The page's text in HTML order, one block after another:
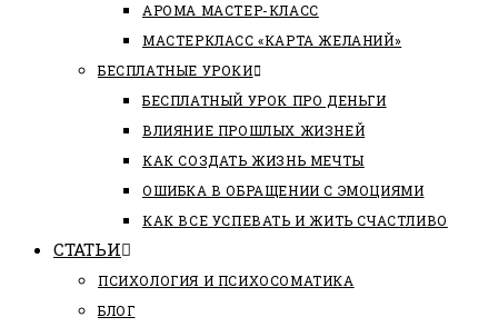
АРОМА МАСТЕР-КЛАСС
МАСТЕРКЛАСС «КАРТА ЖЕЛАНИЙ»
БЕСПЛАТНЫЕ УРОКИ
БЕСПЛАТНЫЙ УРОК ПРО ДЕНЬГИ
ВЛИЯНИЕ ПРОШЛЫХ ЖИЗНЕЙ
КАК СОЗДАТЬ ЖИЗНЬ МЕЧТЫ
ОШИБКА В ОБРАЩЕНИИ С ЭМОЦИЯМИ
КАК ВСЕ УСПЕВАТЬ И ЖИТЬ СЧАСТЛИВО
СТАТЬИ
ПCИХОЛОГИЯ И ПСИХОСОМАТИКА
БЛОГ